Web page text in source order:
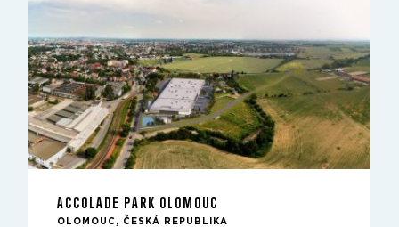
ACCOLADE PARK OLOMOUC
OLOMOUC, ČESKÁ REPUBLIKA